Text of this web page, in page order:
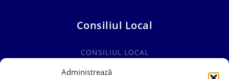
Administrează
Consiliul Local
CONSILIUL LOCAL
COMISII SPECIALITATE